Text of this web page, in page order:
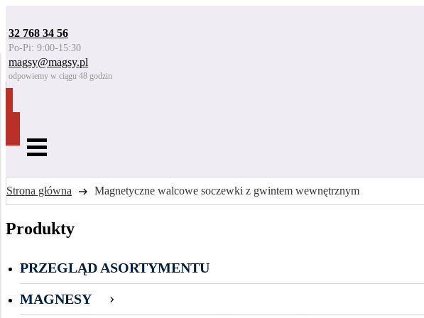
32 768 34 56
Po-Pi: 9:00-15:30
magsy@magsy.pl
odpowiemy w ciągu 48 godzin
Strona główna Magnetyczne walcowe soczewki z gwintem wewnętrznym
Produkty
PRZEGLĄD ASORTYMENTU
MAGNESY